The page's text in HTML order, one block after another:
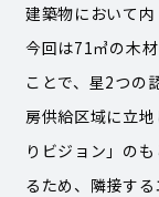
建築物において内
今回は71㎥の木
ことで、星2つの
房供給区域に立
りビジョン」の
るため、隣接す